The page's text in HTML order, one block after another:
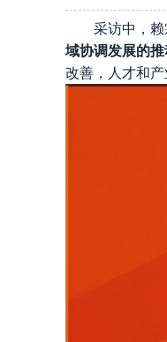
采访中，
域协调发展的推
改善，人才和